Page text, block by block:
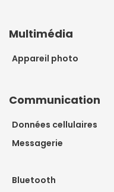
Multimédia
Appareil photo
Communication
Données cellulaires
Messagerie
Bluetooth